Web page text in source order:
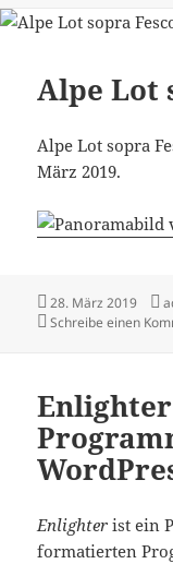
Alpe Lot
Alpe Lot sopra
März 2019.
Veröffentlicht
am
28. März 2019
Schreibe einen
Enlighter ist ein
formatierten